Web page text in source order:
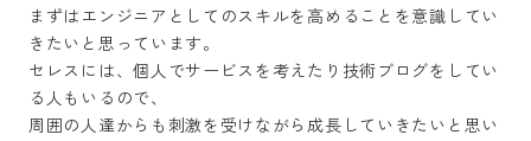
まずはエンジニアとしてのスキルを高めることを意識してい
きたいと思っています。
セレスには、個人でサービスを考えたり技術ブログをしてい
る人もいるので、
周囲の人達からも刺激を受けながら成長していきたいと思い